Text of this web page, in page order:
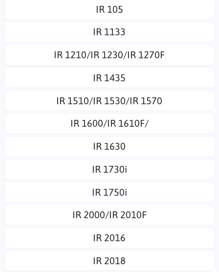
IR 105
IR 1133
IR 1210/IR 1230/IR 1270F
IR 1435
IR 1510/IR 1530/IR 1570
IR 1600/IR 1610F/
IR 1630
IR 1730i
IR 1750i
IR 2000/IR 2010F
IR 2016
IR 2018